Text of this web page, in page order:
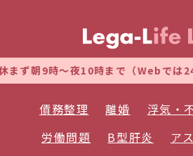
ず朝9時～夜10時まで（Webでは24
債務整理 離婚 浮気・
労働問題
B型肝炎 ア